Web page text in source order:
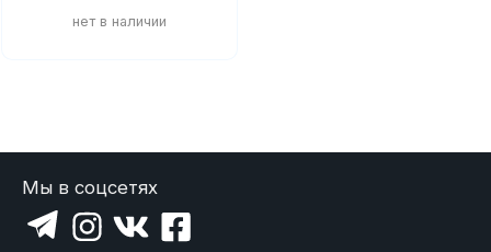
Мы в соцсетях